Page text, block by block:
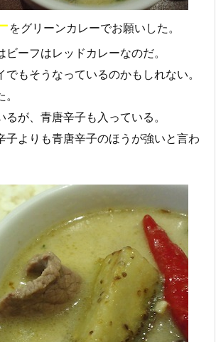
をグリーンカレーでお願いした。
ーフはレッドカレーなのだ。
でもそうなっているのかもしれない。
が、青唐辛子も入っている。
子よりも青唐辛子のほうが強いと言わ